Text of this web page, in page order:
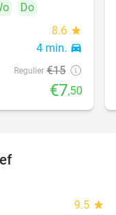
Do
8.6 star
4 min. directions_car
Regulier €15
€7,50
9.5 star